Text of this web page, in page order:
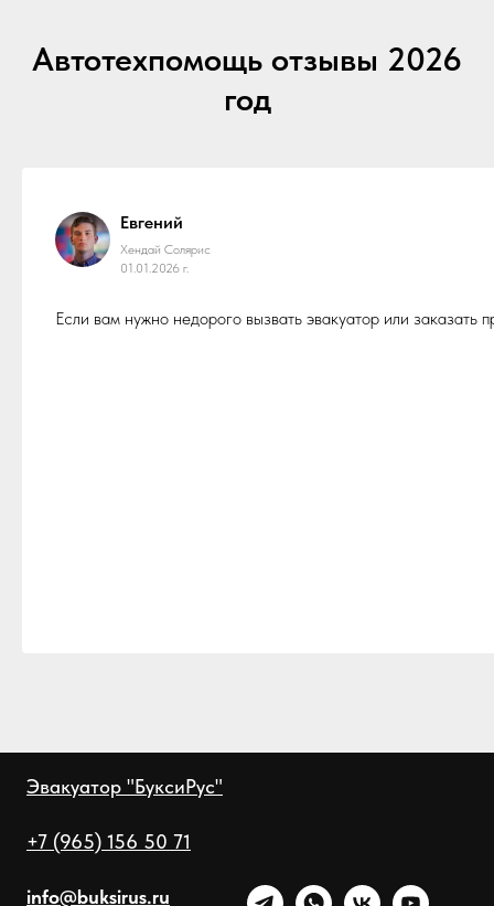
Автотехпомощь отзывы 2026
год
Евгений
Хендай Солярис
01.01.2026 г.
Если вам нужно недорого вызвать эвакуатор или
Эвакуатор "БуксиРус"
+7 (965) 156 50 71
info@buksirus.ru